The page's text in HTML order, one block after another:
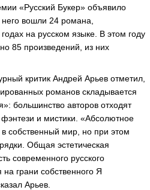
«Русский Букер» объявило
вошли 24 романа,
на русском языке. В этом году
85 произведений, из них
критик Андрей Арьев отметил,
романов складывается
большинство авторов отходят
и мистики. «Абсолютное
в собственный мир, но при этом
Общая эстетическая
современного русского
грани собственного Я
Арьев.